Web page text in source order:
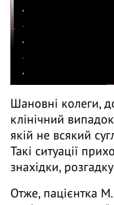
Шановні колеги,
клінічний
якій не всякий
Такі ситуації
знахідки,
Отже, пацієнтка